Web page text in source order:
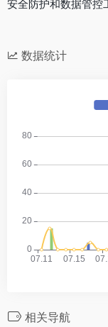
安全防护和数据管控
数据统计
相关导航